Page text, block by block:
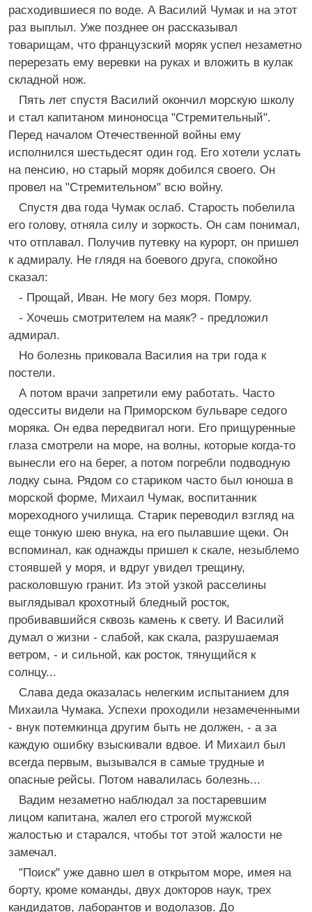
расходившиеся по воде. А Василий Чумак и на этот
раз выплыл. Уже позднее он рассказывал
товарищам, что французский моряк успел незаметно
перерезать ему веревки на руках и вложить в кулак
складной нож.
Пять лет спустя Василий окончил морскую школy
и стал капитаном миноносца "Стремительный".
Перед началом Отечественной войны ему
исполнился шестьдесят один год. Его хотели услать
на пенсию, но старый моряк добился своего. Он
провел на "Стремительном" всю войну.
Спустя два года Чумак ослаб. Старость побелила
его голову, отняла силу и зоркость. Он сам понимал,
что отплавал. Получив путевку на курорт, он пришел
к адмиралу. Не глядя на боевого друга, спокойно
сказал:
- Прощай, Иван. Не могу без моря. Помру.
- Хочешь смотрителем на маяк? - предложил
адмирал.
Но болезнь приковала Василия на три года к
постели.
А потом врачи запретили ему работать. Часто
одесситы видели на Приморском бульваре седого
моряка. Он едва передвигал ноги. Его прищуренные
глаза смотрели на море, на волны, которые когда-то
вынесли его на берег, а потом погребли подводную
лодку сына. Рядом со стариком часто был юноша в
морской форме, Михаил Чумак, воспитанник
мореходного училища. Старик переводил взгляд на
еще тонкую шею внука, на его пылавшие щеки. Он
вспоминал, как однажды пришел к скале, незыблемо
стоявшей у моря, и вдруг увидел трещину,
расколовшую гранит. Из этой узкой расселины
выглядывал крохотный бледный росток,
пробивавшийся сквозь камень к свету. И Василий
думал о жизни - слабой, как скала, разрушаемая
ветром, - и сильной, как росток, тянущийся к
солнцу...
Слава деда оказалась нелегким испытанием для
Михаила Чумака. Успехи проходили незамеченными
- внук потемкинца другим быть не должен, - а за
каждую ошибку взыскивали вдвое. И Михаил был
всегда первым, вызывался в самые трудные и
опасные рейсы. Потом навалилась болезнь...
Вадим незаметно наблюдал за постаревшим
лицом капитана, жалел его строгой мужской
жалостью и старался, чтобы тот этой жалости не
замечал.
"Поиск" уже давно шел в открытом море, имея на
борту, кроме команды, двух докторов наук, трех
кандидатов, лаборантов и водолазов. До